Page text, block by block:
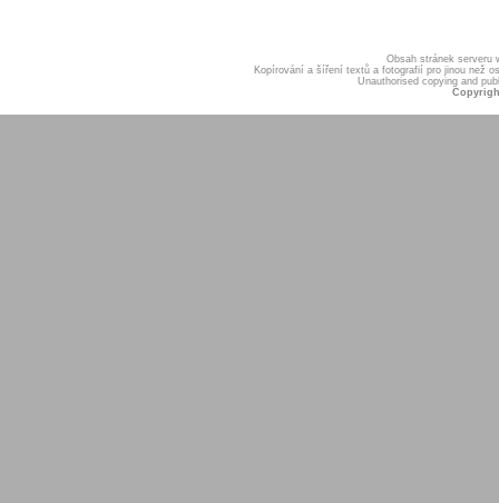
Obsah stránek serveru
Kopírování a šíření textů a fotografií pro jinou než
Unauthorised copying and